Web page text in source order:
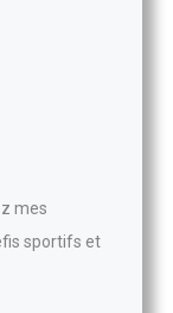
mes
sportifs et